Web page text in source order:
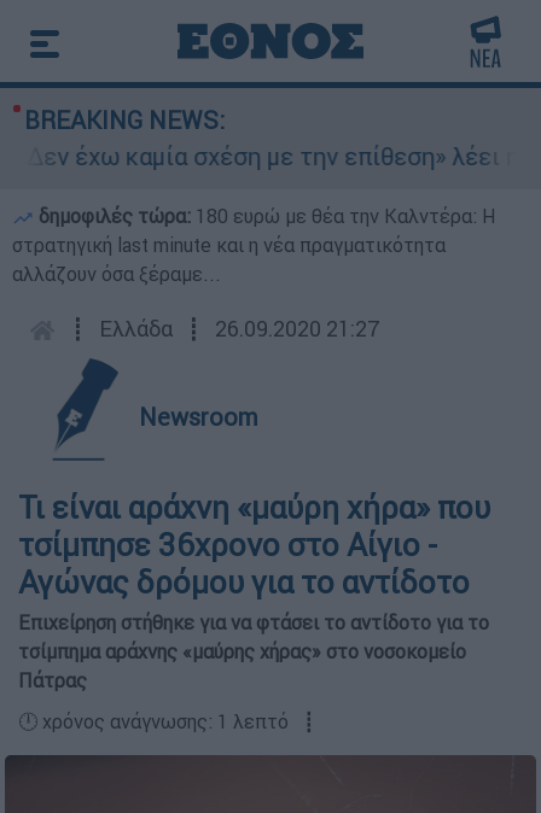
BREAKING NEWS:
έχω καμία σχέση με την επίθεση» λέει η
δημοφιλές τώρα: 180 ευρώ με θέα την Καλντέρα: Η
στρατηγική last minute και η νέα πραγματικότητα
αλλάζουν όσα ξέραμε...
┋ Ελλάδα ┋ 26.09.2020 21:27
Newsroom
Τι είναι αράχνη «μαύρη χήρα» που
τσίμπησε 36χρονο στο Αίγιο -
Αγώνας δρόμου για το αντίδοτο
Επιχείρηση στήθηκε για να φτάσει το αντίδοτο για το
τσίμπημα αράχνης «μαύρης χήρας» στο νοσοκομείο
Πάτρας
🕛 χρόνος ανάγνωσης: 1 λεπτό ┋